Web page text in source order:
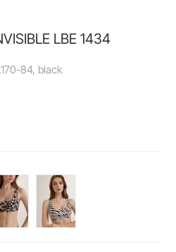
LBE 1434
84, black